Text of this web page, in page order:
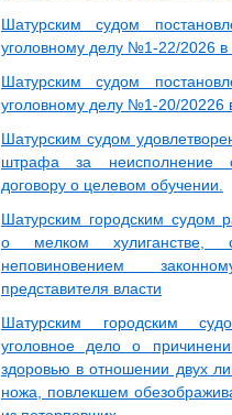
Шатурским судом
уголовному делу №1-22/2026
Шатурским судом
уголовному делу №1-20/20226
Шатурским судом
штрафа за неисполнение
договору о целевом обучении.
Шатурским городским судом
о мелком хулиганстве,
неповиновением
представителя власти
Шатурским городским
уголовное дело о
здоровью в отношении двух
ножа, повлекшем